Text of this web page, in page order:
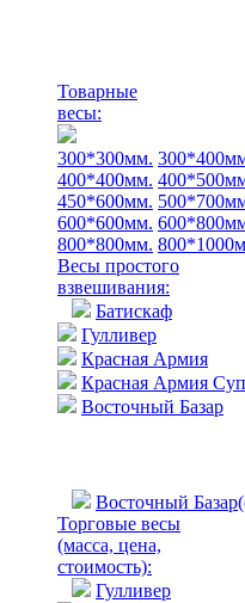
Товарные
весы:
300*300мм.
400*400мм.
450*600мм.
600*600мм.
800*800мм.
Весы простого
взвешивания:
Батискаф
Гулливер
Красная Армия
Красная Армия
Восточный Базар
Восточный
Торговые весы
(масса, цена,
стоимость):
Гулливер